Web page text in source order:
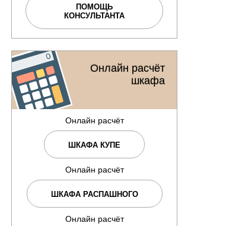
ПОМОЩЬ
КОНСУЛЬТАНТА
Онлайн расчёт
шкафа
Онлайн расчёт
ШКАФА КУПЕ
Онлайн расчёт
ШКАФА РАСПАШНОГО
Онлайн расчёт